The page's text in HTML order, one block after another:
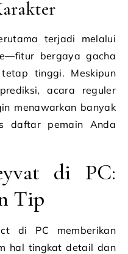
terjadi melalui
bergaya gacha
tinggi. Meskipun
acara reguler
menawarkan banyak
daftar pemain Anda
di PC:
Tip
di PC memberikan
hal tingkat detail dan